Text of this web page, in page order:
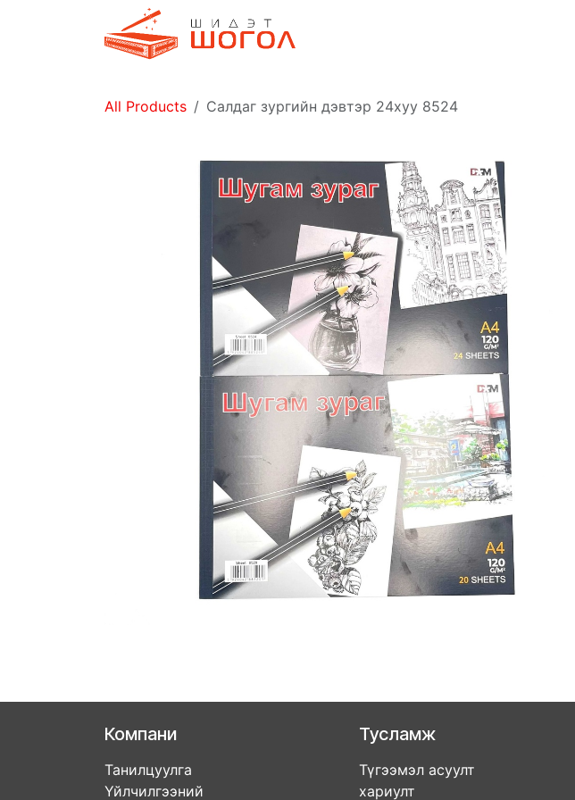
All Products Салдаг зургийн дэвтэр 24хуу 8524
Компани
Танилцуулга
Үйлчилгээний
Тусламж
Түгээмэл асуулт
хариулт